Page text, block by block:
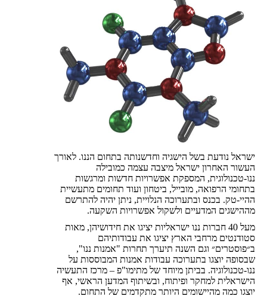
ישראל נודעת בשל הישגיה וחדשנותה בתחום הננו. לאורך
העשור האחרון ישראל מיצבה עצמה כמובילה
ננו-טכנולוגית, המספקת אפשרויות חדשות ומרגשות
בתחומי הרפואה, מובייל, ביטחון ועוד תחומים מתעשיית
ההיי-טק. בכנס ובתערוכה הנלויית, ניתן יהיה להתרשם
מההישגים המדעיים ולשקול אפשרויות השקעה.
מעל 40 חברות ננו ישראליות יציגו את חידושיהן, מאות
סטודנטים מרחבי הארץ יציגו את עבודותיהם
ב״פוסטרים״ וגם השנה תיערך תחרות "אמנות ננו",
שבסופה יוצגו בתערוכה עבודות אמנות המבוססות על
ננו-טכנולוגיה. בביתן מיוחד של מתימו"פ – מרכז התעשיה
הישראלית למחקר ופיתוח, ובשיתוף המדען הראשי, אף
יוצגו כמה מהיישומים היותר מתקדמים של התחום.